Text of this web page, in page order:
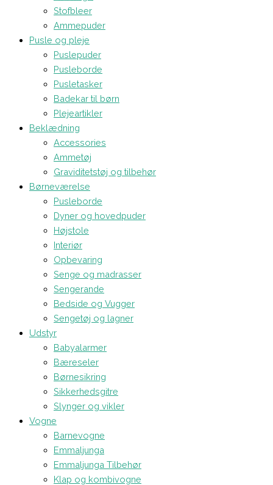
Stofbleer
Ammepuder
Pusle og pleje
Puslepuder
Pusleborde
Pusletasker
Badekar til børn
Plejeartikler
Beklædning
Accessories
Ammetøj
Graviditetstøj og tilbehør
Børneværelse
Pusleborde
Dyner og hovedpuder
Højstole
Interiør
Opbevaring
Senge og madrasser
Sengerande
Bedside og Vugger
Sengetøj og lagner
Udstyr
Babyalarmer
Bæreseler
Børnesikring
Sikkerhedsgitre
Slynger og vikler
Vogne
Barnevogne
Emmaljunga
Emmaljunga Tilbehør
Klap og kombivogne